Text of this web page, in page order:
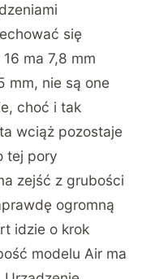
się
ma 7,8 mm
mm, nie są one
choć i tak
wciąż pozostaje
tej pory
zejść z grubości
ogromną
idzie o krok
modelu Air ma